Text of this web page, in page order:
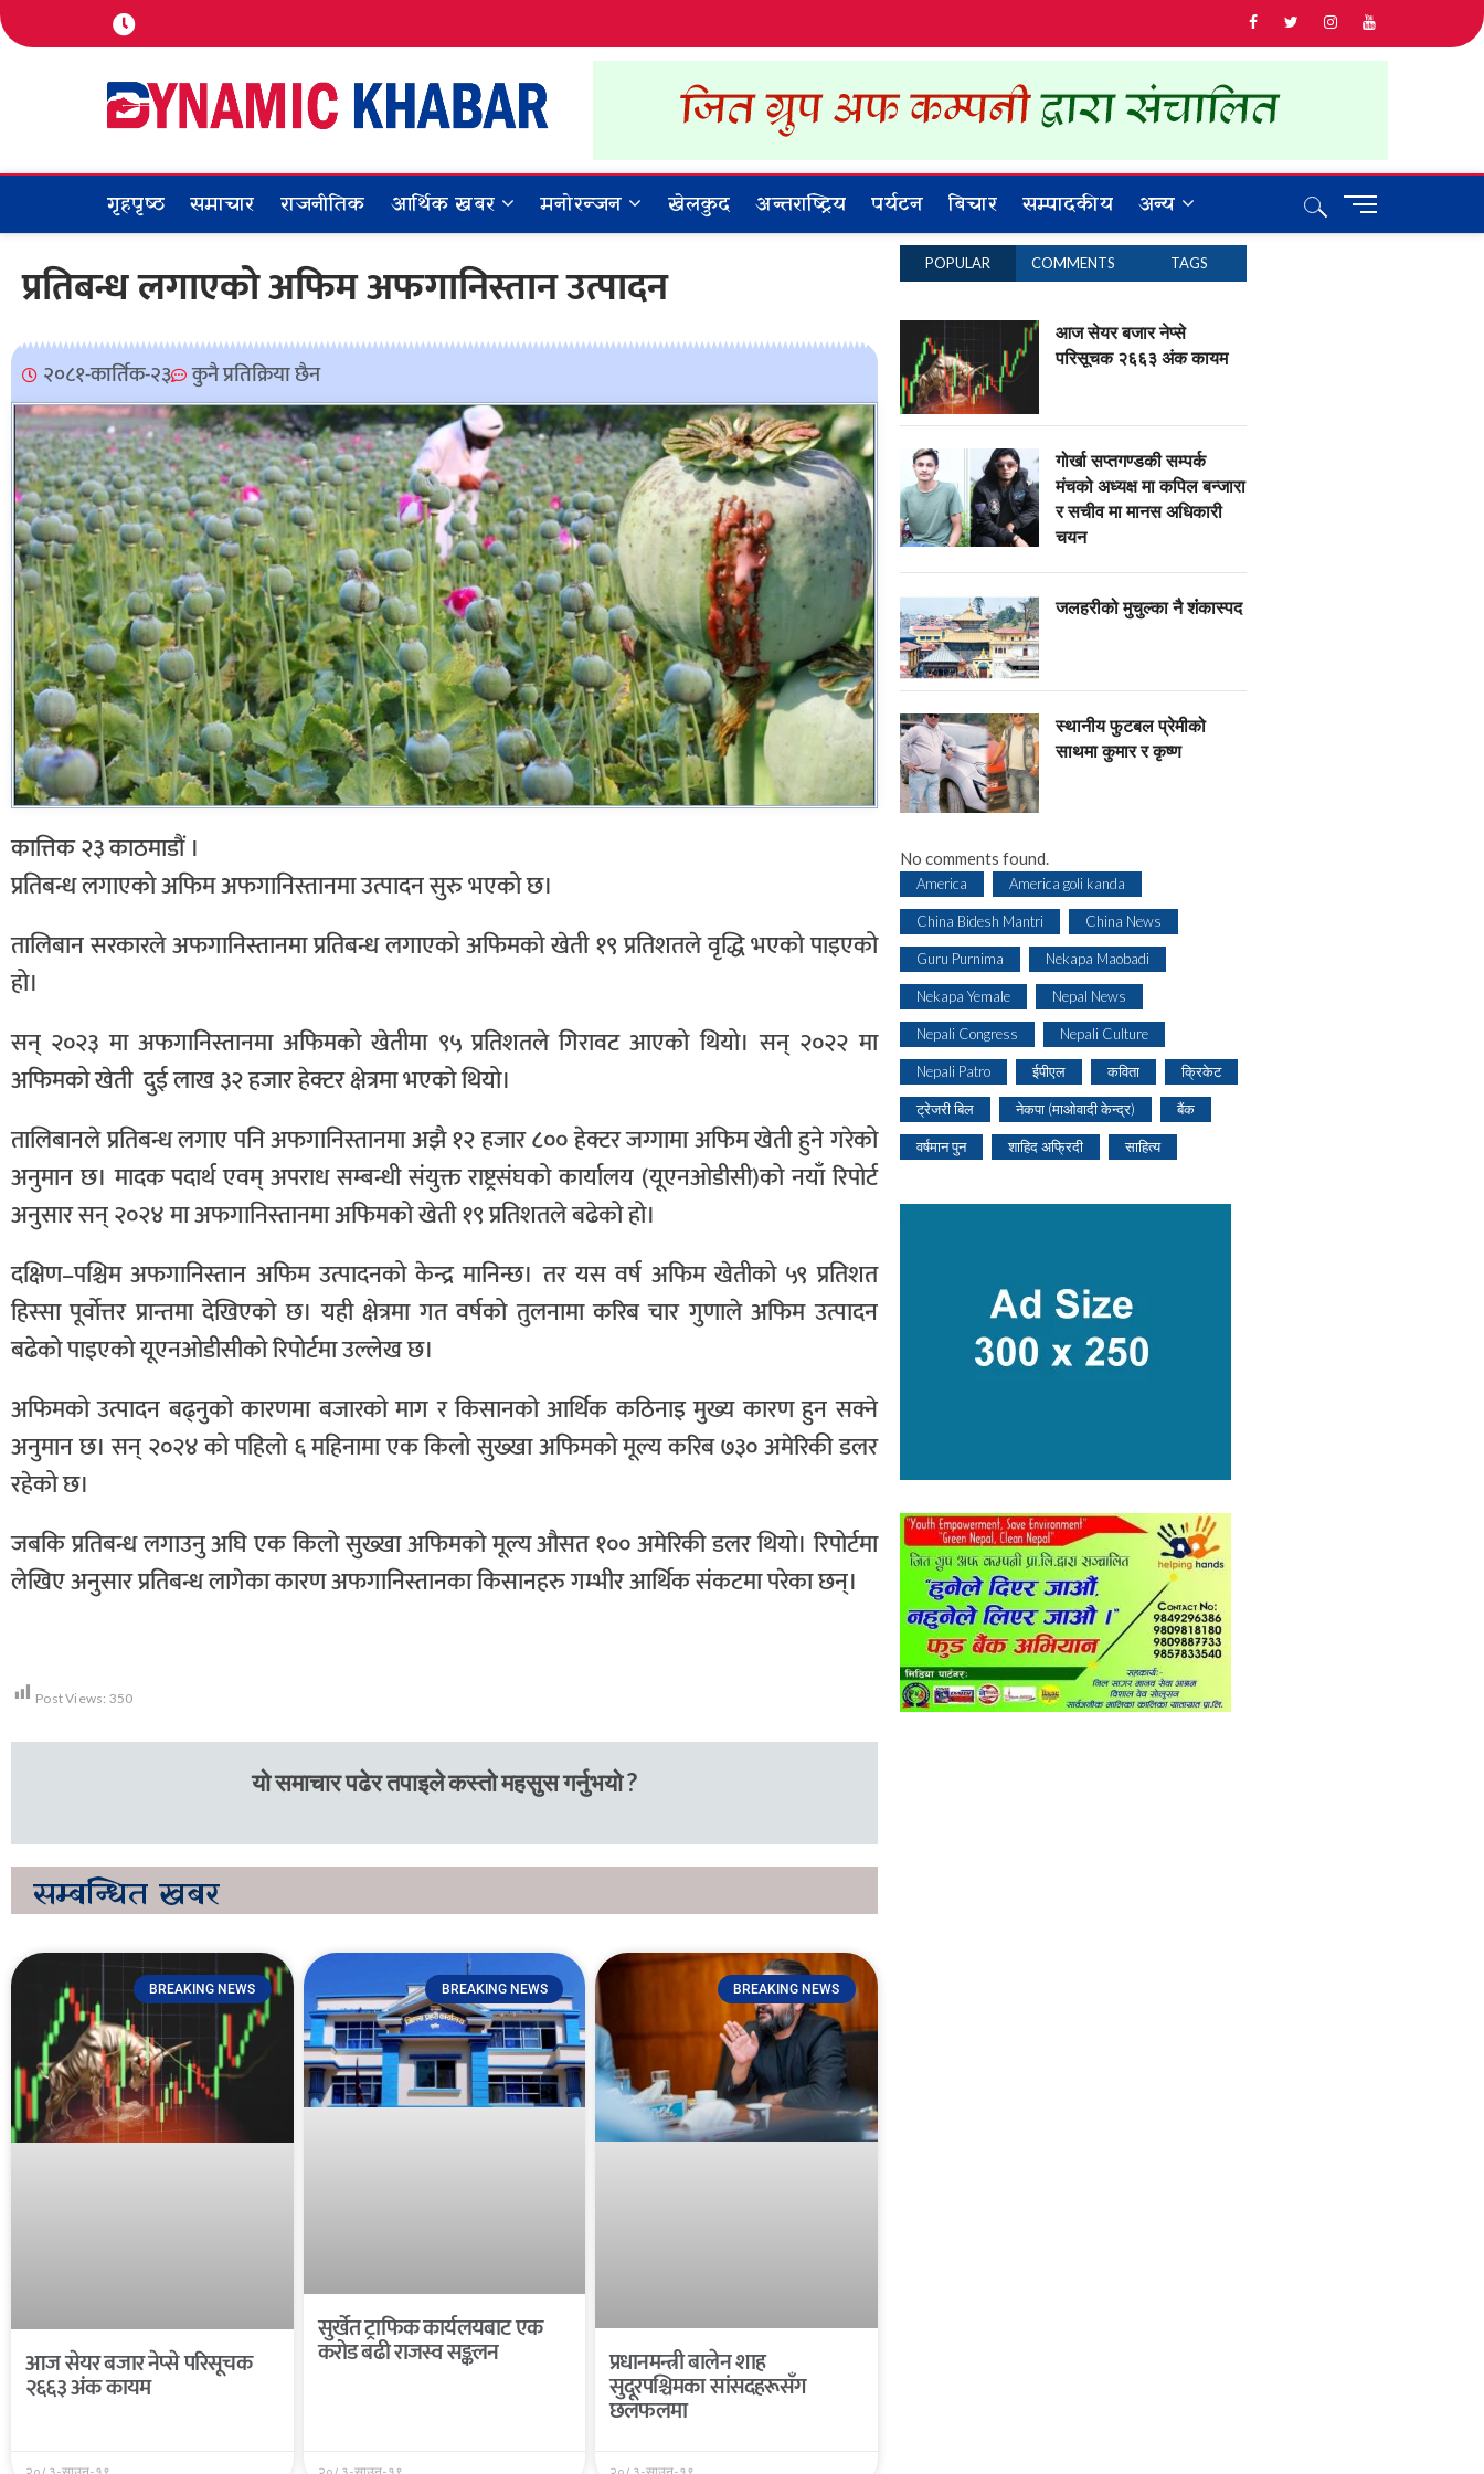
Dynamic Khabar
ALL NEWS IN NEPAL
गृहपृष्ठ समाचार राजनीतिक आर्थिक खबर मनोरन्जन खेलकुद अन्तराष्ट्रिय पर्यटन बिचार सम्पादकीय अन्य
M
प्रतिबन्ध लगाएको अफिम अफगानिस्तान उत्पादन
२०८१-कार्तिक-२३ कुनै प्रतिक्रिया छैन
कात्तिक २३ काठमाडौं ।
प्रतिबन्ध लगाएको अफिम अफगानिस्तानमा उत्पादन सुरु भएको छ।
तालिबान सरकारले अफगानिस्तानमा प्रतिबन्ध लगाएको अफिमको खेती १९ प्रतिशतले वृद्धि भएको पाइएको
हो।
सन् २०२३ मा अफगानिस्तानमा अफिमको खेतीमा ९५ प्रतिशतले गिरावट आएको थियो। सन् २०२२ मा
अफिमको खेती दुई लाख ३२ हजार हेक्टर क्षेत्रमा भएको थियो।
तालिबानले प्रतिबन्ध लगाए पनि अफगानिस्तानमा अझै १२ हजार ८०० हेक्टर जग्गामा अफिम खेती हुने गरेको
अनुमान छ। मादक पदार्थ एवम् अपराध सम्बन्धी संयुक्त राष्ट्रसंघको कार्यालय (यूएनओडीसी)को नयाँ रिपोर्ट
अनुसार सन् २०२४ मा अफगानिस्तानमा अफिमको खेती १९ प्रतिशतले बढेको हो।
दक्षिण–पश्चिम अफगानिस्तान अफिम उत्पादनको केन्द्र मानिन्छ। तर यस वर्ष अफिम खेतीको ५९ प्रतिशत
हिस्सा पूर्वोत्तर प्रान्तमा देखिएको छ। यही क्षेत्रमा गत वर्षको तुलनामा करिब चार गुणाले अफिम उत्पादन
बढेको पाइएको यूएनओडीसीको रिपोर्टमा उल्लेख छ।
अफिमको उत्पादन बढ्नुको कारणमा बजारको माग र किसानको आर्थिक कठिनाइ मुख्य कारण हुन सक्ने
अनुमान छ। सन् २०२४ को पहिलो ६ महिनामा एक किलो सुख्खा अफिमको मूल्य करिब ७३० अमेरिकी डलर
रहेको छ।
जबकि प्रतिबन्ध लगाउनु अघि एक किलो सुख्खा अफिमको मूल्य औसत १०० अमेरिकी डलर थियो। रिपोर्टमा
लेखिए अनुसार प्रतिबन्ध लागेका कारण अफगानिस्तानका किसानहरु गम्भीर आर्थिक संकटमा परेका छन्।
Post Views: 350
यो समाचार पढेर तपाइले कस्तो महसुस गर्नुभयो ?
सम्बन्धित खबर
BREAKING NEWS
आज सेयर बजार नेप्से परिसूचक
२६६३ अंक कायम
२०८३-साउन-१९
BREAKING NEWS
सुर्खेत ट्राफिक कार्यलयबाट एक
करोड बढी राजस्व सङ्कलन
२०८३-साउन-१९
BREAKING NEWS
प्रधानमन्त्री बालेन शाह
सुदूरपश्चिमका सांसदहरूसँग
छलफलमा
२०८३-साउन-१९
POPULAR COMMENTS TAGS
आज सेयर बजार नेप्से
परिसूचक २६६३ अंक कायम
गोर्खा सप्तगण्डकी सम्पर्क
मंचको अध्यक्ष मा कपिल बन्जारा
र सचीव मा मानस अधिकारी
चयन
जलहरीको मुचुल्का नै शंंकास्पद
स्थानीय फुटबल प्रेमीको
साथमा कुमार र कृष्ण
No comments found.
America America goli kanda
China Bidesh Mantri China News
Guru Purnima Nekapa Maobadi
Nekapa Yemale Nepal News
Nepali Congress Nepali Culture
Nepali Patro ईपीएल कविता क्रिकेट
ट्रेजरी बिल नेकपा (माओवादी केन्द्र) बैंक
वर्षमान पुन शाहिद अफ्रिदी साहित्य